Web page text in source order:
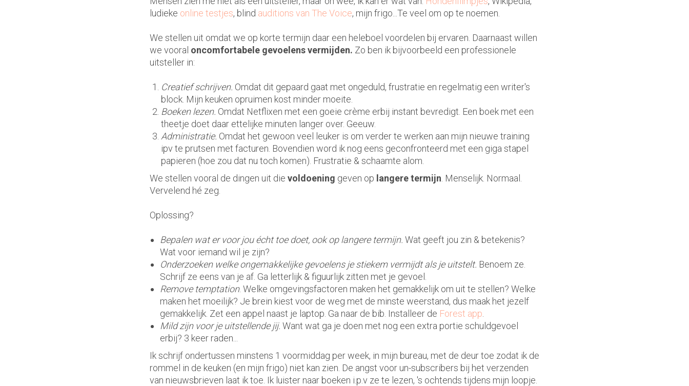
ludieke online testjes, blind auditions van The Voice, mijn frigo...Te veel om op te noemen.
We stellen uit omdat we op korte termijn daar een heleboel voordelen bij ervaren. Daarnaast willen
we vooral oncomfortabele gevoelensvermijden. Zo ben ik bijvoorbeeld een professionele
uitsteller in:
Creatief schrijven. Omdat dit gepaard gaat met ongeduld, frustratie en regelmatig een writer's
block. Mijn keuken opruimen kost minder moeite.
Boeken lezen. Omdat Netflixen met een goeie crème erbij instant bevredigt. Een boek met een
theetje doet daar ettelijke minuten langer over. Geeuw.
Administratie. Omdat het gewoon veel leuker is om verder te werken aan mijn nieuwe training
ipv te prutsen met facturen. Bovendien word ik nog eens geconfronteerd met een giga stapel
papieren (hoe zou dat nu toch komen). Frustratie & schaamte alom.
We stellen vooral de dingen uit die voldoening geven op langere termijn . Menselijk. Normaal.
Vervelend hé zeg.
Oplossing?
Bepalen wat er voor jou écht toe doet, ook op langere termijn. Wat geeft jou zin & betekenis?
Wat voor iemand wil je zijn?
Onderzoeken welke ongemakkelijke gevoelens je stiekem vermijdt als je uitstelt. Benoem ze.
Schrijf ze eens van je af. Ga letterlijk & figuurlijk zitten met je gevoel.
Remove temptation. Welke omgevingsfactoren maken het gemakkelijk om uit te stellen? Welke
maken het moeilijk? Je brein kiest voor de weg met de minste weerstand, dus maak het jezelf
gemakkelijk. Zet een appel naast je laptop. Ga naar de bib. Installeer de Forest app
Mild zijn voor je uitstellende jij. Want wat ga je doen met nog een extra portie schuldgevoel
erbij? 3 keer raden...
Ik schrijf ondertussen minstens 1 voormiddag per week, in mijn bureau, met de deur toe zodat ik de
rommel in de keuken (en mijn frigo) niet kan zien. De angst voor un-subscribers bij het verzenden
van nieuwsbrieven laat ik toe. Ik luister naar boeken i.p.v ze te lezen, 's ochtends tijdens mijn loopje.